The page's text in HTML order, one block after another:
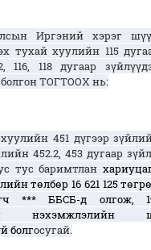
Иргэний хэрэг
тухай хуулийн 115
116, 118 дугаар
ТОГТООХ нь:
451 дүгээр
452.2, 453 дугаар
тус баримтлан
төлбөр 16 621 125
*** ББСБ-д олгож,
нэхэмжлэлийн
болгосугай.